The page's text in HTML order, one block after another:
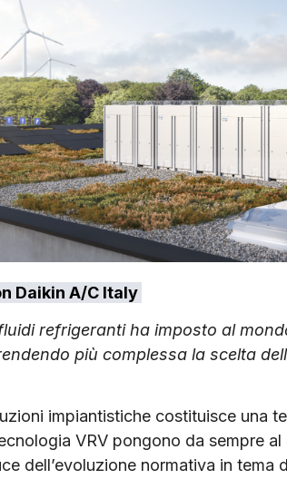
Daikin A/C Italy
refrigeranti ha imposto al
più complessa la scelta
impiantistiche costituisce una
VRV pongono da sempre
dell’evoluzione normativa in